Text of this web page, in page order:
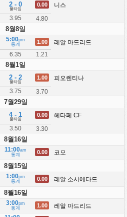
2 - 0
풀타임
3.95
0.00
4.80
니스
8월8일
5:00pm
통계
6.35
1.00
1.21
레알 마드리드
8월1일
2 - 2
풀타임
3.75
1.00
3.70
피오렌티나
7월29일
4 - 1
풀타임
3.50
0.00
3.30
헤타페 CF
8월16일
11:00am
통계
0.00 코모
8월15일
1:00pm
통계
0.00 레알 소시에다드
8월16일
3:00pm
통계
1.00 레알 마드리드